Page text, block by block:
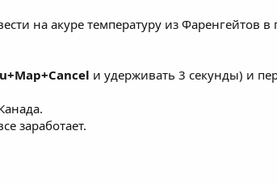
на акуре температуру из Фаренгейтов в
и удерживать 3 секунды) и
заработает.